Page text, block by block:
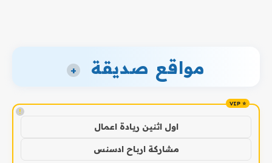
مواقع صديقة +
!
اول اثنين ريادة اعمال
مشاركة ارباح ادسنس